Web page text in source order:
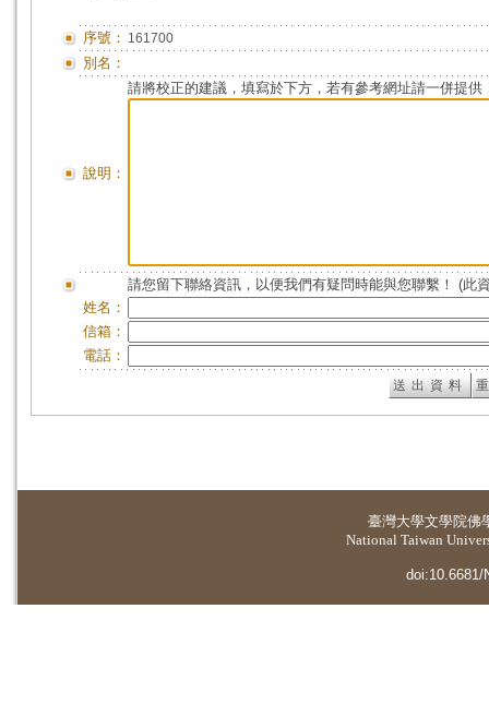
序號： 161700
別名：
說明：
請將校正的建議，填寫於下方，若有參考網址請一併提供
請您留下聯絡資訊，以便我們有疑問時能與您聯繫！ (此
姓名：
信箱：
電話：
臺灣大學文學院佛
National Taiwan
doi:10.6681/